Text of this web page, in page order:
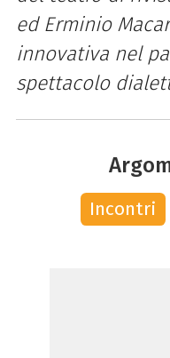
ed Erminio
innovativa nel
spettacolo
Incontri